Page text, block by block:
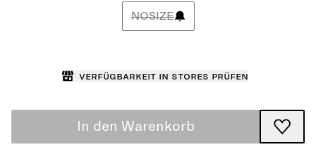
NOSIZE
Verfügbarkeit in Stores prüfen
In den Warenkorb